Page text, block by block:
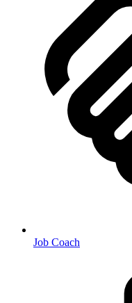
Job Coach